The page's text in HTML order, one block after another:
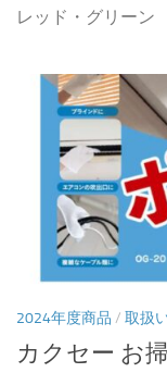
レッド・グリーン
2024年度商品 / 取扱
カクセー お